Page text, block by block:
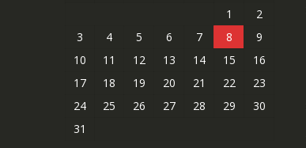
1
2
3
4 5 6 7 8
9
10
11 12 13 14 15
16
17
18 19 20 21 22
23
24
25 26 27 28 29
30
31